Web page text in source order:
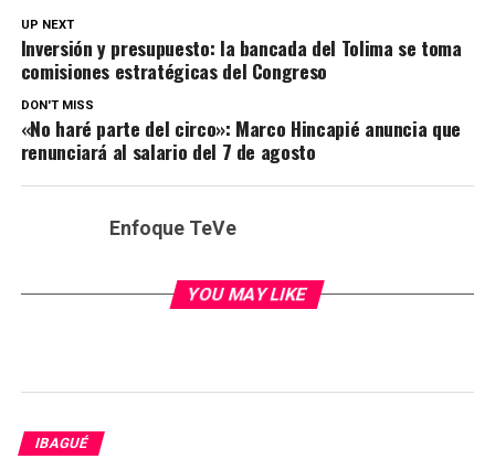
UP NEXT
Inversión y presupuesto: la bancada del Tolima se toma
comisiones estratégicas del Congreso
DON'T MISS
«No haré parte del circo»: Marco Hincapié anuncia que
renunciará al salario del 7 de agosto
Enfoque TeVe
YOU MAY LIKE
IBAGUÉ